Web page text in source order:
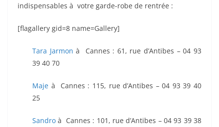
indispensables à votre garde-robe de rentrée :
[flagallery gid=8 name=Gallery]
Tara Jarmon à Cannes : 61, rue d’Antibes – 04 93
39 40 70
Maje à Cannes : 115, rue d’Antibes – 04 93 39 40
25
Sandro à Cannes : 101, rue d’Antibes – 04 93 39 38